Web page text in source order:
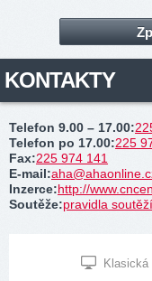
KONTAKTY
Telefon 9.00 – 17.00:
Telefon po 17.00:225
Fax:225 974 141
E-mail:
Inzerce:http://
Soutěže:pravidla soutěží
Klasická